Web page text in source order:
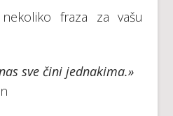
fraza za vašu
sve čini jednakima.»